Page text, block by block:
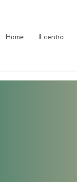
Home Il centro